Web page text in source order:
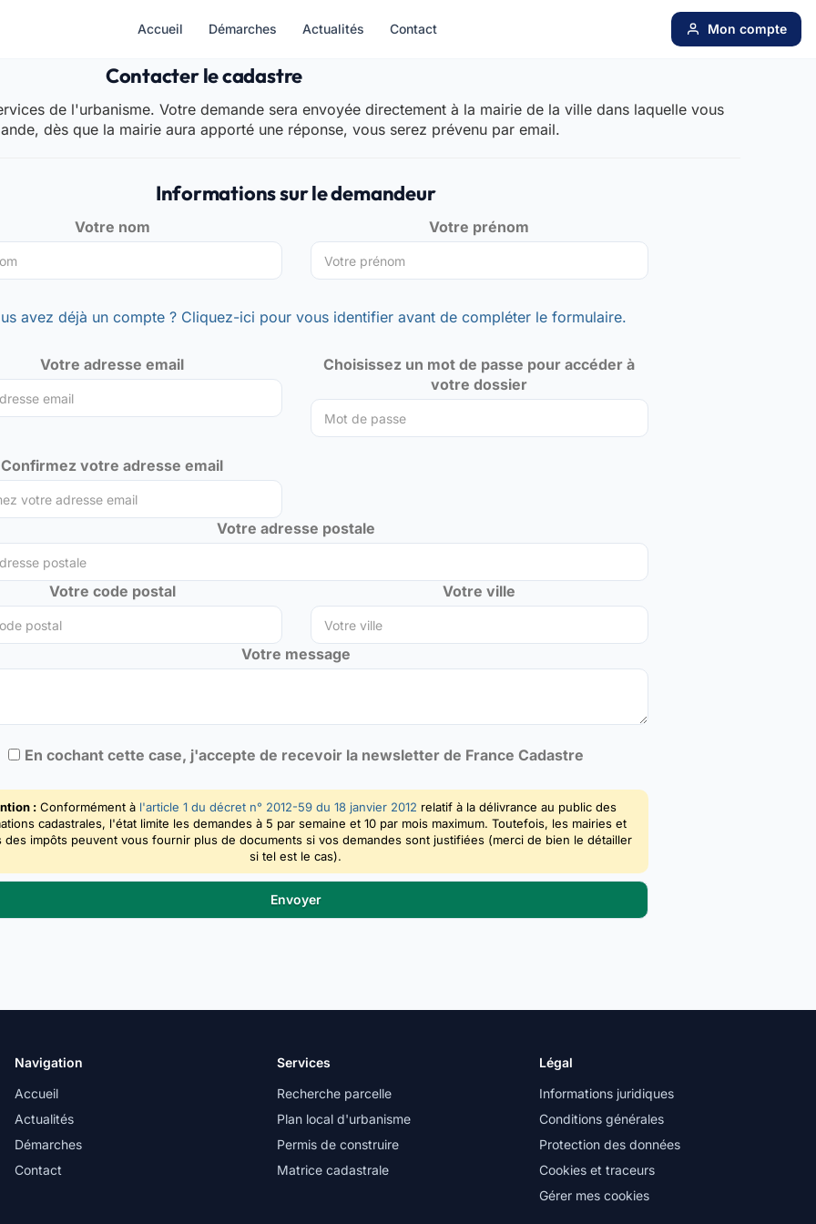
Accueil Démarches Actualités Contact Mon compte
Contacter le cadastre
de l'urbanisme. Votre demande sera envoyée directement à la mairie de la ville dans laquelle vous
dès que la mairie aura apporté une réponse, vous serez prévenu par email.
Informations sur le demandeur
Votre nom Votre prénom
avez déjà un compte ? Cliquez-ici pour vous identifier avant de compléter le formulaire.
Votre adresse email
Choisissez un mot de passe pour accéder à
votre dossier
Confirmez votre adresse email
Votre adresse postale
Votre code postal Votre ville
Votre message
En cochant cette case, j'accepte de recevoir la newsletter de France Cadastre
: Conformément à l'article 1 du décret n° 2012-59 du 18 janvier 2012 relatif à la délivrance au public des
cadastrales, l'état limite les demandes à 5 par semaine et 10 par mois maximum. Toutefois, les mairies et
des impôts peuvent vous fournir plus de documents si vos demandes sont justifiées (merci de bien le détailler
si tel est le cas).
Navigation
Accueil
Actualités
Démarches
Contact
Services
Recherche parcelle
Plan local d'urbanisme
Permis de construire
Matrice cadastrale
Légal
Informations juridiques
Conditions générales
Protection des données
Cookies et traceurs
Gérer mes cookies